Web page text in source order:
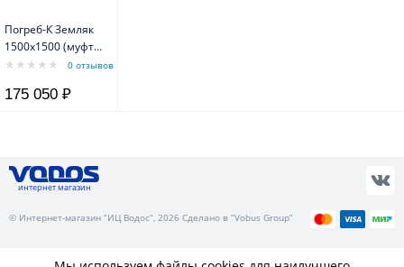
Погреб-К Земляк
1500х1500 (муфта
159)
0 отзывов
175 050 ₽
интернет магазин
© Интернет-магазин “ИЦ Водос”, 2026 Сделано в “Vobus Group”